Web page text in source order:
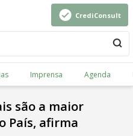
CrediConsult
Imprensa Agenda
são a maior
País, afirma